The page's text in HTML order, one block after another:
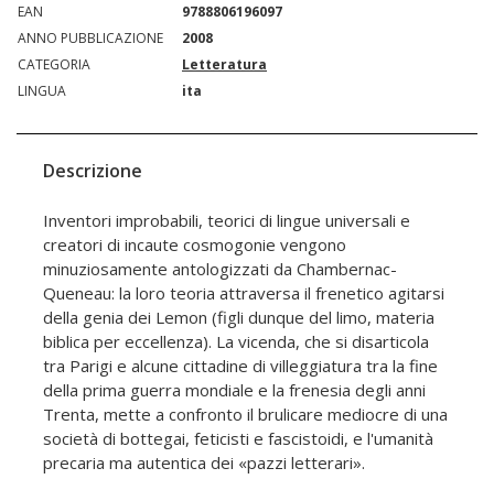
EAN
9788806196097
ANNO PUBBLICAZIONE
2008
CATEGORIA
Letteratura
LINGUA
ita
Descrizione
Inventori improbabili, teorici di lingue universali e
creatori di incaute cosmogonie vengono
minuziosamente antologizzati da Chambernac-
Queneau: la loro teoria attraversa il frenetico agitarsi
della genia dei Lemon (figli dunque del limo, materia
biblica per eccellenza). La vicenda, che si disarticola
tra Parigi e alcune cittadine di villeggiatura tra la fine
della prima guerra mondiale e la frenesia degli anni
Trenta, mette a confronto il brulicare mediocre di una
società di bottegai, feticisti e fascistoidi, e l'umanità
precaria ma autentica dei «pazzi letterari».